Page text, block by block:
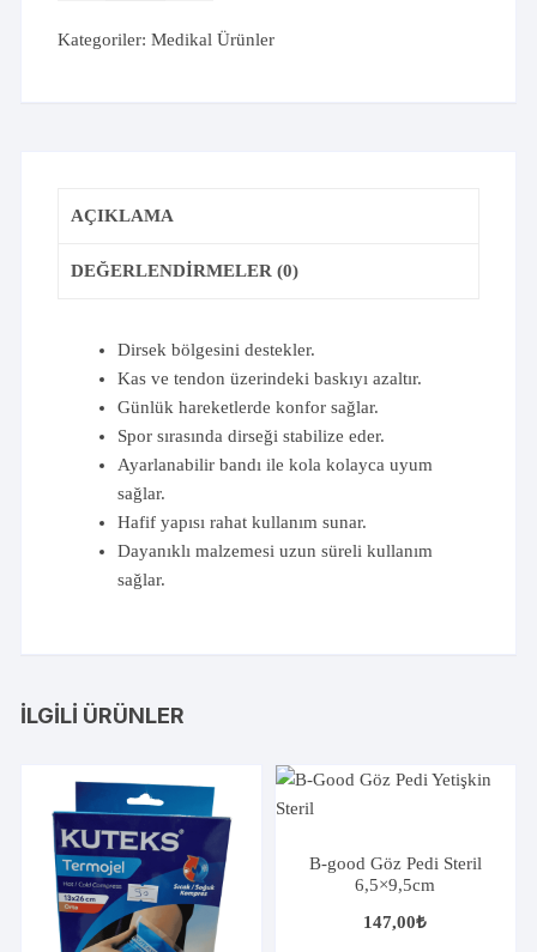
adet
Kategoriler:Medikal Ürünler
AÇIKLAMA
DEĞERLENDIRMELER (0)
Dirsek bölgesini destekler.
Kas ve tendon üzerindeki baskıyı azaltır.
Günlük hareketlerde konfor sağlar.
Spor sırasında dirseği stabilize eder.
Ayarlanabilir bandı ile kola kolayca uyum
sağlar.
Hafif yapısı rahat kullanım sunar.
Dayanıklı malzemesi uzun süreli kullanım
sağlar.
İLGILI ÜRÜNLER
B-good Göz Pedi Steril
6,5×9,5cm
147,00₺